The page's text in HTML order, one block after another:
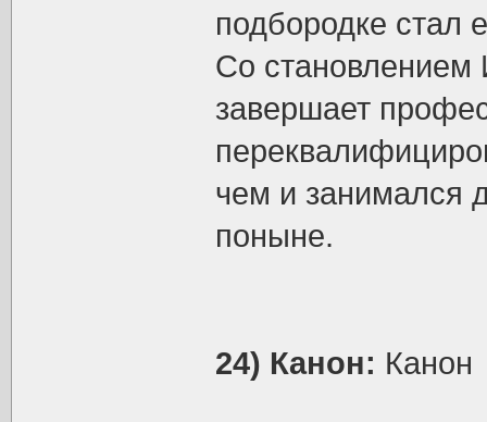
подбородке стал
Со
завершает
чем и занимался
поныне.
24) Канон: Канон